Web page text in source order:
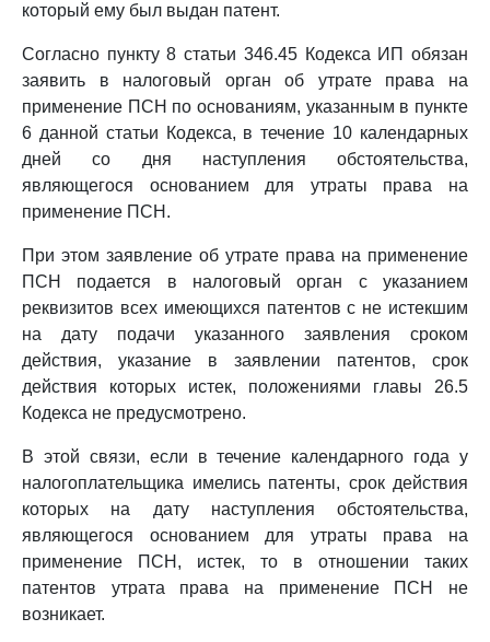
который ему был выдан патент.
Согласно пункту 8 статьи 346.45 Кодекса ИП обязан
заявить в налоговый орган об утрате права на
применение ПСН по основаниям, указанным в пункте
6 данной статьи Кодекса, в течение 10 календарных
дней со дня наступления обстоятельства,
являющегося основанием для утраты права на
применение ПСН.
При этом заявление об утрате права на применение
ПСН подается в налоговый орган с указанием
реквизитов всех имеющихся патентов с не истекшим
на дату подачи указанного заявления сроком
действия, указание в заявлении патентов, срок
действия которых истек, положениями главы 26.5
Кодекса не предусмотрено.
В этой связи, если в течение календарного года у
налогоплательщика имелись патенты, срок действия
которых на дату наступления обстоятельства,
являющегося основанием для утраты права на
применение ПСН, истек, то в отношении таких
патентов утрата права на применение ПСН не
возникает.